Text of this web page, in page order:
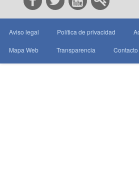
Aviso legal Política de privacidad
Mapa Web Transparencia Contacto